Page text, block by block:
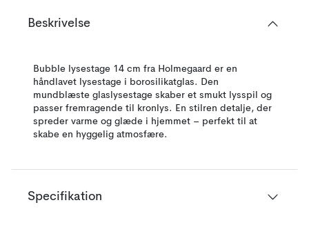
Beskrivelse
Bubble lysestage 14 cm fra Holmegaard er en
håndlavet lysestage i borosilikatglas. Den
mundblæste glaslysestage skaber et smukt lysspil og
passer fremragende til kronlys. En stilren detalje, der
spreder varme og glæde i hjemmet – perfekt til at
skabe en hyggelig atmosfære.
Specifikation